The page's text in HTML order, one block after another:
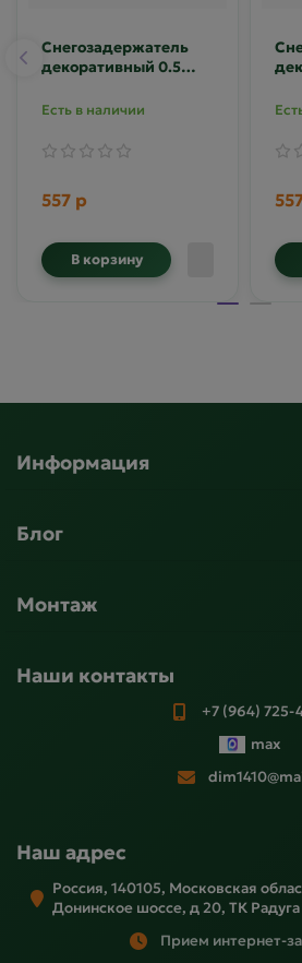
Снегозадержатель
декоративный 0.5
Есть в наличии
557 р
В корзину
Информация
Блог
Монтаж
Наши контакты
+7 (964) 725-
max
Наш адрес
Россия, 140105, Московская
Донинское шоссе, д 20, ТК
Прием интернет-